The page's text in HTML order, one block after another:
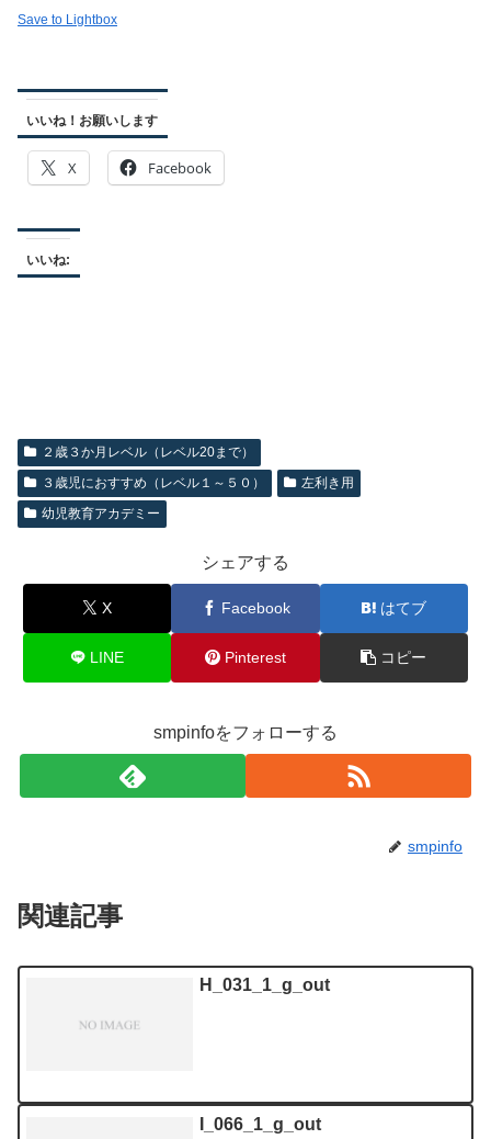
Save to Lightbox
いいね！お願いします
X Facebook
いいね:
２歳３か月レベル（レベル20まで）
３歳児におすすめ（レベル１～５０）
左利き用
幼児教育アカデミー
シェアする
X Facebook はてブ
LINE Pinterest コピー
smpinfoをフォローする
smpinfo
関連記事
H_031_1_g_out
I_066_1_g_out